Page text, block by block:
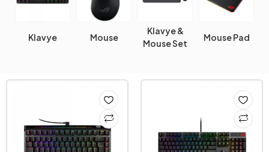
Klavye Mouse
Klavye &
Mouse Set
Mouse Pad